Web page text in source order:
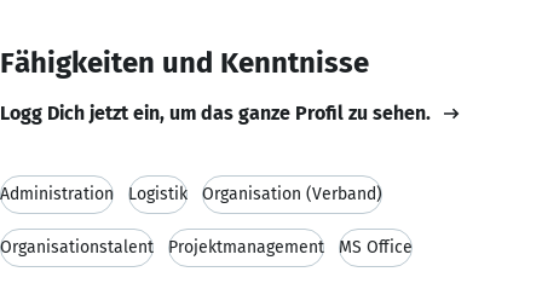
Fähigkeiten und Kenntnisse
Logg Dich jetzt ein, um das ganze Profil zu sehen.
Administration Logistik Organisation (Verband)
Organisationstalent Projektmanagement MS Office